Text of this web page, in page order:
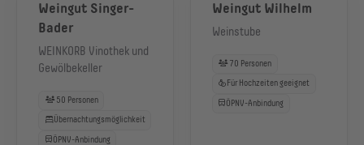
Weingut Singer-
Bader
WEINKORB Vinothek und
Gewölbekeller
50 Personen
Übernachtungsmöglichkeit
ÖPNV-Anbindung
Weingut Wilhelm
Weinstube
70 Personen
Für Hochzeiten geeignet
ÖPNV-Anbindung